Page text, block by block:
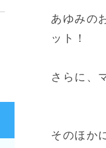
あゆみの
ット！
さらに、
そのほか